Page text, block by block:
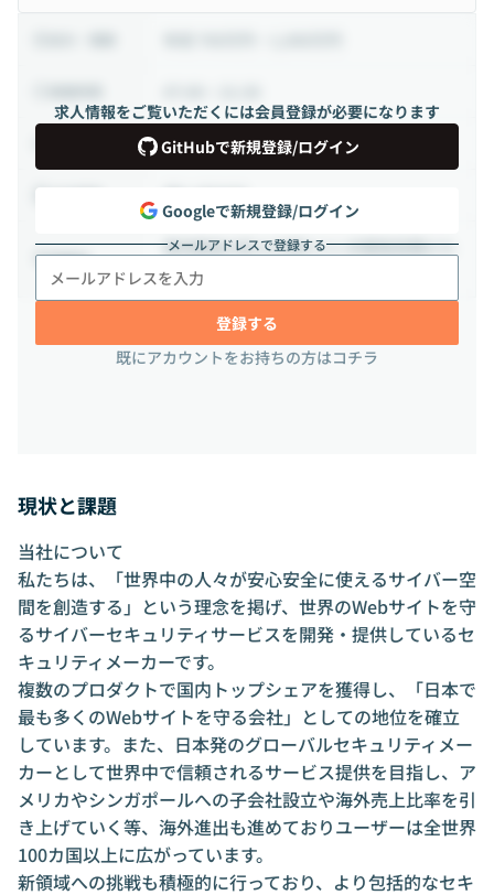
求人情報をご覧いただくには会員登録が必要になります
GitHubで新規登録/ログイン
Googleで新規登録/ログイン
メールアドレスで登録する
登録する
既にアカウントをお持ちの方はコチラ
正社員
勤務地
東京都品川区上大崎3-1-1 JR東急目黒ビル
13階
現状と課題
当社について
私たちは、「世界中の人々が安心安全に使えるサイバー空
間を創造する」という理念を掲げ、世界のWebサイトを守
るサイバーセキュリティサービスを開発・提供しているセ
キュリティメーカーです。
複数のプロダクトで国内トップシェアを獲得し、「日本で
最も多くのWebサイトを守る会社」としての地位を確立
しています。また、日本発のグローバルセキュリティメー
カーとして世界中で信頼されるサービス提供を目指し、ア
メリカやシンガポールへの子会社設立や海外売上比率を引
き上げていく等、海外進出も進めておりユーザーは全世界
100カ国以上に広がっています。
新領域への挑戦も積極的に行っており、より包括的なセキ